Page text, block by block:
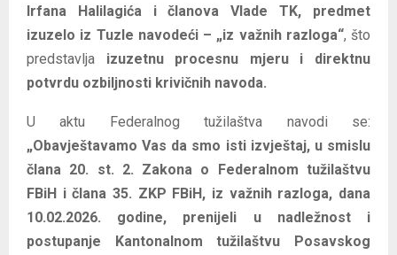
Irfana Halilagića i članova Vlade TK, predmet
izuzelo iz Tuzle navodeći – „iz važnih razloga“, što
predstavlja izuzetnu procesnu mjeru i direktnu
potvrdu ozbiljnosti krivičnih navoda.
U aktu Federalnog tužilaštva navodi se:
„Obavještavamo Vas da smo isti izvještaj, u smislu
člana 20. st. 2. Zakona o Federalnom tužilaštvu
FBiH i člana 35. ZKP FBiH, iz važnih razloga, dana
10.02.2026. godine, prenijeli u nadležnost i
postupanje Kantonalnom tužilaštvu Posavskog